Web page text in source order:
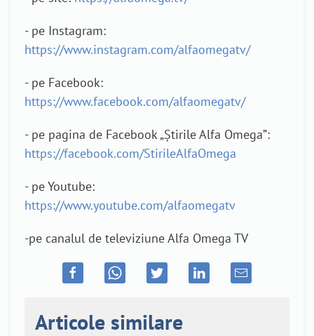
- pe Instagram:
https://www.instagram.com/alfaomegatv/
- pe Facebook:
https://www.facebook.com/alfaomegatv/
- pe pagina de Facebook „Știrile Alfa Omega”:
https://facebook.com/StirileAlfaOmega
- pe Youtube:
https://www.youtube.com/alfaomegatv
-pe canalul de televiziune Alfa Omega TV
Articole similare